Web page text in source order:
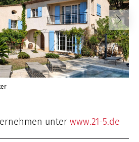
unter www.21-5.de